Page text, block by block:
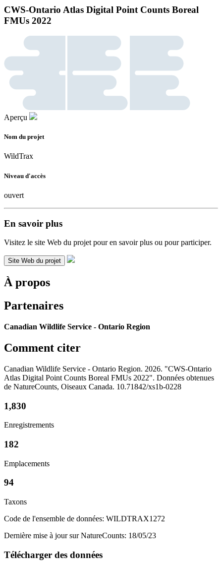
CWS-Ontario Atlas Digital Point Counts Boreal
FMUs 2022
Aperçu
Nom du projet
WildTrax
Niveau d'accès
ouvert
En savoir plus
Visitez le site Web du projet pour en savoir plus ou pour participer.
Site Web du projet
À propos
Partenaires
Canadian Wildlife Service - Ontario Region
Comment citer
Canadian Wildlife Service - Ontario Region. 2026. "CWS-Ontario
Atlas Digital Point Counts Boreal FMUs 2022". Données obtenues
de NatureCounts, Oiseaux Canada. 10.71842/xs1b-0228
1,830
Enregistrements
182
Emplacements
94
Taxons
Code de l'ensemble de données: WILDTRAX1272
Dernière mise à jour sur NatureCounts: 18/05/23
Télécharger des données